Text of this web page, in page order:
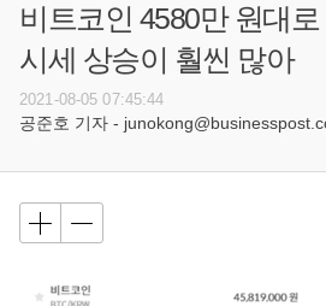
비트코인 4580만 원대
시세 상승이 훨씬 많아
2021-08-05 07:45:44
공준호 기자 -